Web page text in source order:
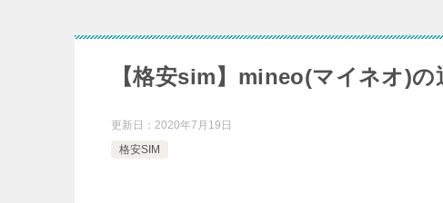
【格安sim】mineo(マイネオ)
更新日： 2020年7月19日
格安SIM